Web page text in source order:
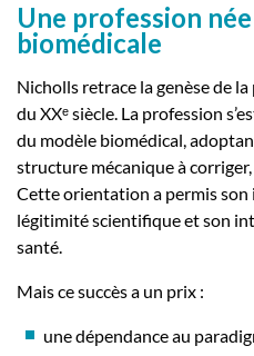
Une profession
biomédicale
Nicholls retrace la genèse de
du XXᵉ siècle. La profession
du modèle biomédical,
structure mécanique à
Cette orientation a permis
légitimité scientifique et son
santé.
Mais ce succès a un prix :
une dépendance au